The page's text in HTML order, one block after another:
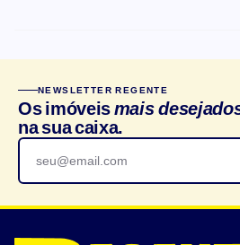
CARACTERÍSTICAS DO
Churrasqueira
Elevador
Bicicletário
NEWSLETTER REGENTE
Os imóveismais
na sua caixa.